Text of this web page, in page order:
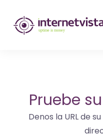
Monitorización
de
del
sitio
web
Pruebe
Denos la URL de